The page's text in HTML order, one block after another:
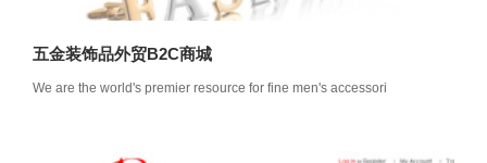
五金装饰品外贸B2C商城
We are the world's premier resource for fine men's accessori